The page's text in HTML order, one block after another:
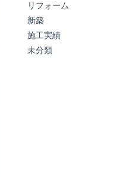
リフォーム
新築
施工実績
未分類